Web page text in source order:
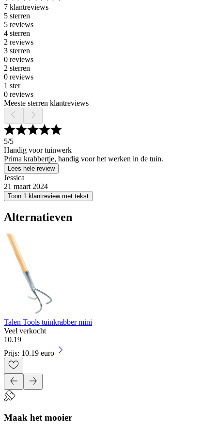
7 klantreviews
5 sterren
5 reviews
4 sterren
2 reviews
3 sterren
0 reviews
2 sterren
0 reviews
1 ster
0 reviews
Meeste sterren klantreviews
5/5
Handig voor tuinwerk
Prima krabbertje, handig voor het werken in de tuin.
Lees hele review
Jessica
21 maart 2024
Toon 1 klantreview met tekst
Alternatieven
Talen Tools tuinkrabber mini
Veel verkocht
10.19
Prijs: 10.19 euro
Maak het mooier